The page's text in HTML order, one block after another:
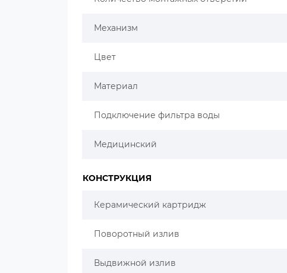
Механизм
Цвет
Материал
Подключение фильтра воды
Медицинский
КОНСТРУКЦИЯ
Керамический картридж
Поворотный излив
Выдвижной излив